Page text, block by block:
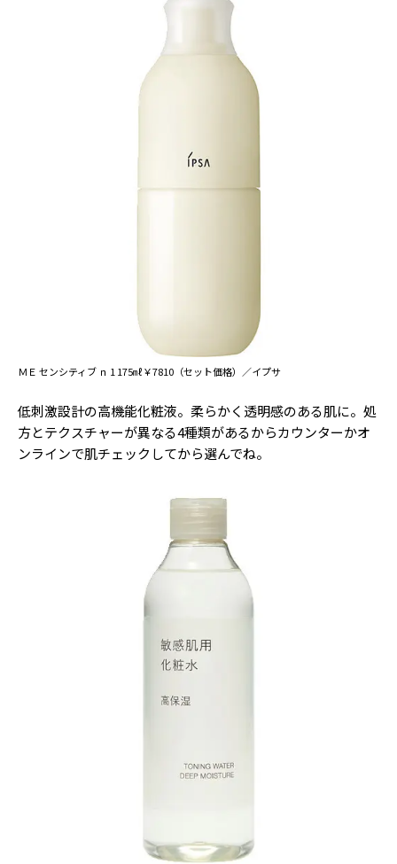
ＭＥ センシティブ ｎ 1 175㎖￥7810（セット価格）／イプサ
低刺激設計の高機能化粧液。柔らかく透明感のある肌に。処
方とテクスチャーが異なる4種類があるからカウンターかオ
ンラインで肌チェックしてから選んでね。